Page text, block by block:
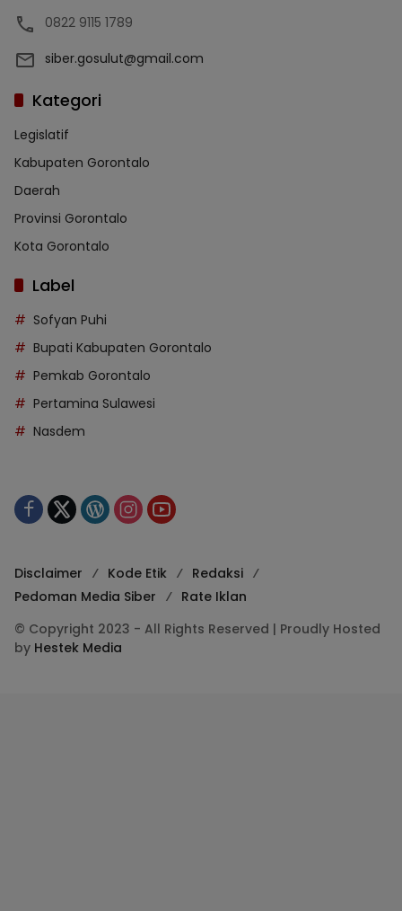
0822 9115 1789
siber.gosulut@gmail.com
Kategori
Legislatif
Kabupaten Gorontalo
Daerah
Provinsi Gorontalo
Kota Gorontalo
Label
Sofyan Puhi
Bupati Kabupaten Gorontalo
Pemkab Gorontalo
Pertamina Sulawesi
Nasdem
Disclaimer Kode Etik
Redaksi
Pedoman Media Siber
Rate Iklan
© Copyright 2023 - All Rights Reserved | Proudly Hosted
by Hestek Media